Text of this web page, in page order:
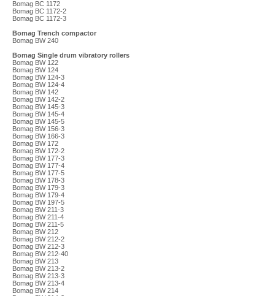
Bomag BC 1172
Bomag BC 1172-2
Bomag BC 1172-3
Bomag Trench compactor
Bomag BW 240
Bomag Single drum vibratory rollers
Bomag BW 122
Bomag BW 124
Bomag BW 124-3
Bomag BW 124-4
Bomag BW 142
Bomag BW 142-2
Bomag BW 145-3
Bomag BW 145-4
Bomag BW 145-5
Bomag BW 156-3
Bomag BW 166-3
Bomag BW 172
Bomag BW 172-2
Bomag BW 177-3
Bomag BW 177-4
Bomag BW 177-5
Bomag BW 178-3
Bomag BW 179-3
Bomag BW 179-4
Bomag BW 197-5
Bomag BW 211-3
Bomag BW 211-4
Bomag BW 211-5
Bomag BW 212
Bomag BW 212-2
Bomag BW 212-3
Bomag BW 212-40
Bomag BW 213
Bomag BW 213-2
Bomag BW 213-3
Bomag BW 213-4
Bomag BW 214